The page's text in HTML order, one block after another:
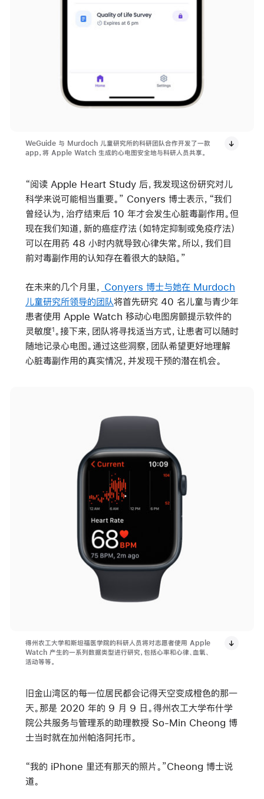
WeGuide 与 Murdoch 儿童研究所的科研团队合作开发了一款
app，将 Apple Watch 生成的心电图安全地与科研人员共享。
“阅读 Apple Heart Study 后，我发现这份研究对儿
科学来说可能相当重要。” Conyers 博士表示，“我们
曾经认为，治疗结束后 10 年才会发生心脏毒副作用。但
现在我们知道，新的癌症疗法（如特定抑制或免疫疗法）
可以在用药 48 小时内就导致心律失常。所以，我们目
前对毒副作用的认知存在着很大的缺陷。”
在未来的几个月里，
Conyers 博士与她在 Murdoch
儿童研究所领导的团队将首先研究 40 名儿童与青少年
患者使用 Apple Watch 移动心电图房颤提示软件的
灵敏度1 。接下来，团队将寻找适当方式，让患者可以随时
随地记录心电图。通过这些洞察，团队希望更好地理解
心脏毒副作用的真实情况，并发现干预的潜在机会。
得州农工大学和斯坦福医学院的科研人员将对志愿者使用 Apple
Watch 产生的一系列数据类型进行研究，包括心率和心律、血氧、
活动等等。
旧金山湾区的每一位居民都会记得天空变成橙色的那一
天。那是 2020 年的 9 月 9 日。得州农工大学布什学
院公共服务与管理系的助理教授 So-Min Cheong 博
士当时就在加州帕洛阿托市。
“我的 iPhone 里还有那天的照片。”Cheong 博士说
道。